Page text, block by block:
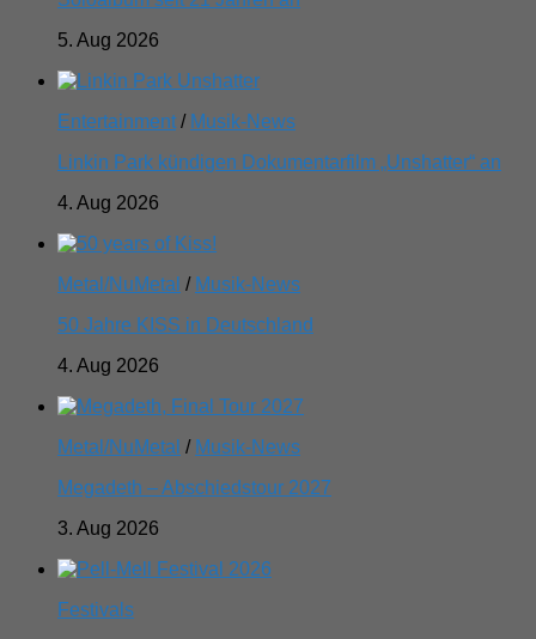
5. Aug 2026
Entertainment / Musik-News
Linkin Park kündigen Dokumentarfilm „Unshatter“ an
4. Aug 2026
Metal/NuMetal / Musik-News
50 Jahre KISS in Deutschland
4. Aug 2026
Metal/NuMetal / Musik-News
Megadeth – Abschiedstour 2027
3. Aug 2026
Festivals